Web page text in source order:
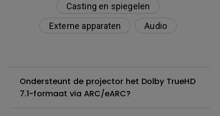
Casting en spiegelen
Externe apparaten
Audio
Ondersteunt de projector het Dolby TrueHD
7.1-formaat via ARC/eARC?